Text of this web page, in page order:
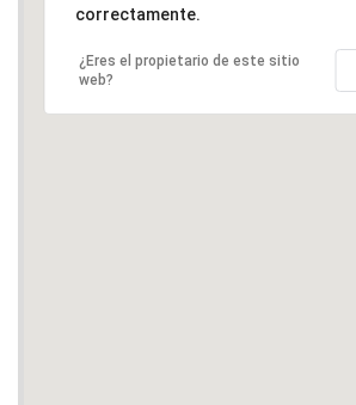
correctamente.
¿Eres el propietario de este sitio
web?